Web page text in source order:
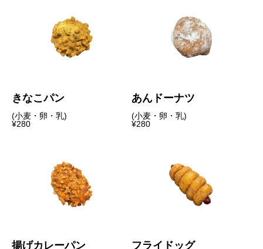
きなこパン
(小麦・卵・乳)
¥280
あんドーナツ
(小麦・卵・乳)
¥280
揚げカレーパン フライドッグ